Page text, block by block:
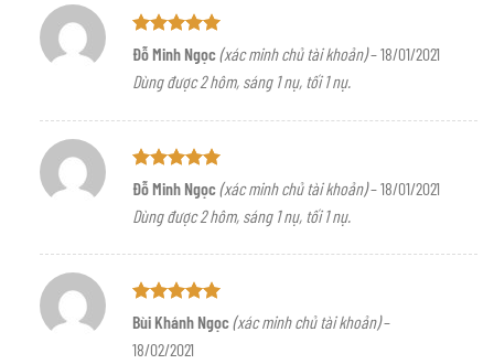
Được xếp
hạng5 5
sao
Đỗ Minh Ngọc(xác minh chủ tài khoản)–18/01/2021
Dùng được 2 hôm, sáng 1 nụ, tối 1 nụ.
Được xếp
hạng5 5
sao
Đỗ Minh Ngọc(xác minh chủ tài khoản)–18/01/2021
Dùng được 2 hôm, sáng 1 nụ, tối 1 nụ.
Được xếp
hạng55
sao
Bùi Khánh Ngọc(xác minh chủ tài khoản)–
18/02/2021